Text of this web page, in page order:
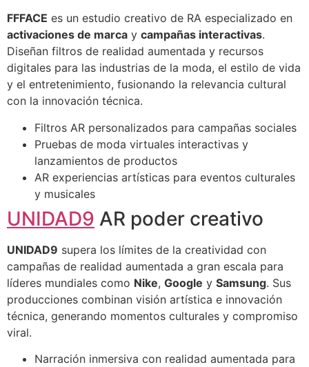
FFFACE es un estudio creativo de RA especializado en
activaciones de marca y campañas interactivas.
Diseñan filtros de realidad aumentada y recursos
digitales para las industrias de la moda, el estilo de vida
y el entretenimiento, fusionando la relevancia cultural
con la innovación técnica.
Filtros AR personalizados para campañas sociales
Pruebas de moda virtuales interactivas y
lanzamientos de productos
AR experiencias artísticas para eventos culturales
y musicales
UNIDAD9 AR poder creativo
UNIDAD9 supera los límites de la creatividad con
campañas de realidad aumentada a gran escala para
líderes mundiales como Nike, Google y Samsung. Sus
producciones combinan visión artística e innovación
técnica, generando momentos culturales y compromiso
viral.
Narración inmersiva con realidad aumentada para